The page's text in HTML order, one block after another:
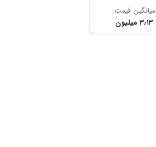
میانگین قیمت:
۳٫۱۳ میلیون